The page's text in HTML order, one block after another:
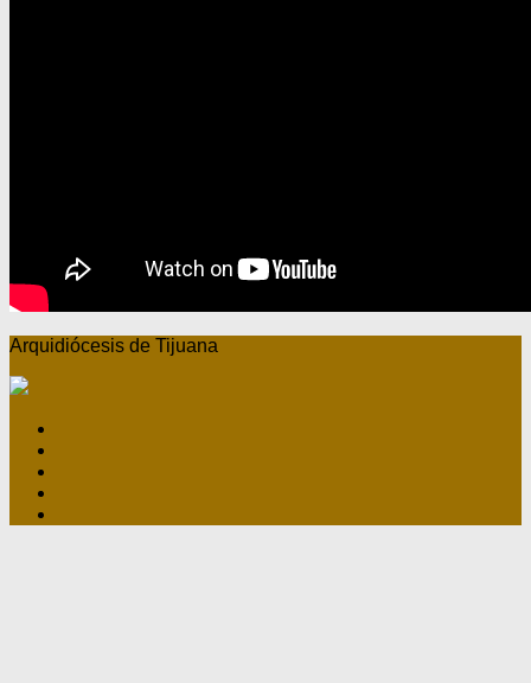
Arquidiócesis de Tijuana